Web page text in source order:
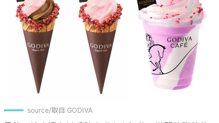
source/取自 GODIVA